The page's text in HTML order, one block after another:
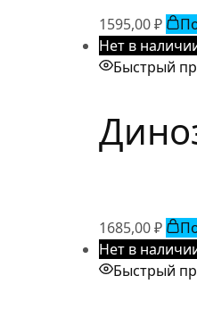
1595,00₽
Нет в
Быстрый
1685,00₽
Нет в
Быстрый